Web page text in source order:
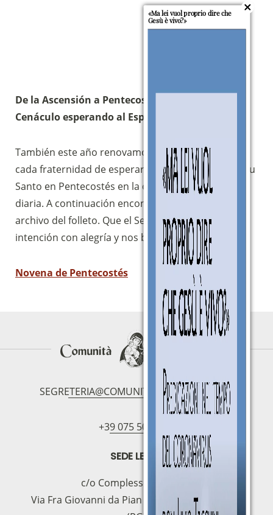
De la Ascensión a Pentecostés. Con María en el
Cenáculo esperando al Espíritu.
También este año renovamos el compromiso en
cada fraternidad de esperar el descenso del Espíritu
Santo en Pentecostés en la oración comunitaria
diaria. A continuación encontrarás el enlace al
archivo del folleto. Que el Señor reciba esta
intención con alegría y nos bendiga.
Novena de Pentecostés
SEGRETERIA@COMUNITAMAGNIFICAT.ORG
+39 075 5094797
SEDE LEGAL
c/o Complesso S.Manno
Via Fra Giovanni da Pian di Carpine, 63 - 06127
Sostieni la Comunità Magnificat
Fai una donazione sul nostro conto
bancario
IBAN: IT49S0200803039000102071988
«Ma lei vuol proprio dire che
Gesù è vivo?»